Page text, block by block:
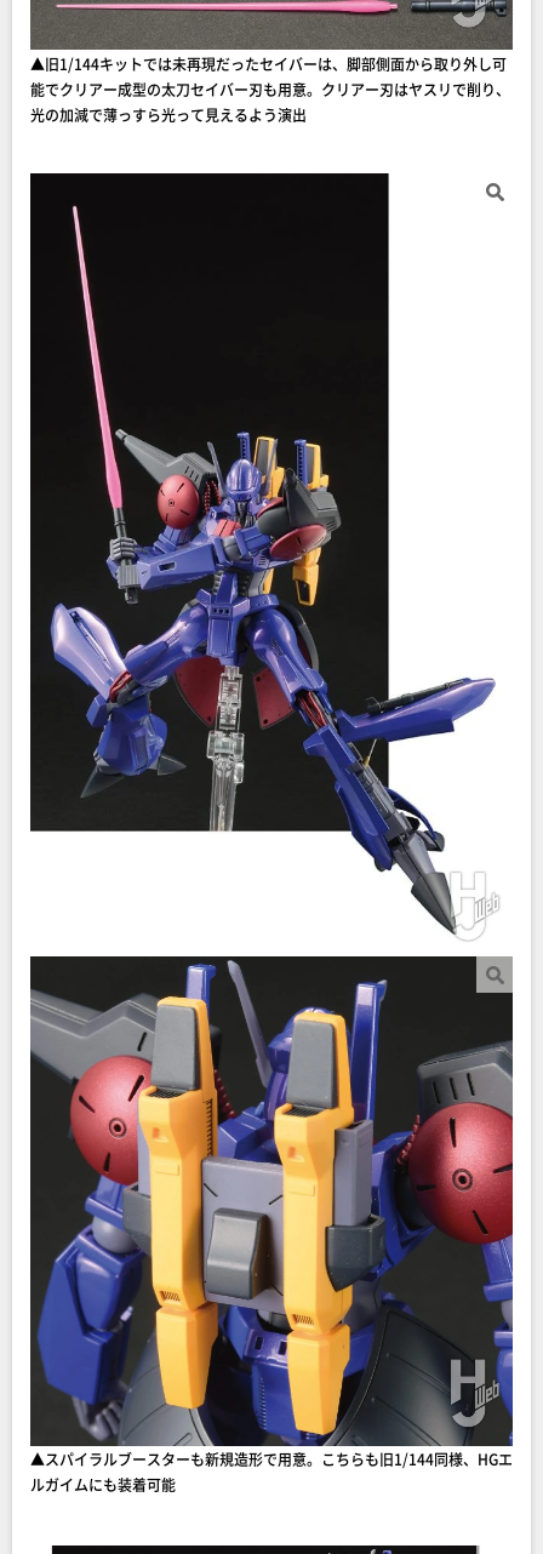
▲旧1/144キットでは未再現だったセイバーは、脚部側面から取り外し可
能でクリアー成型の太刀セイバー刃も用意。クリアー刃はヤスリで削り、
光の加減で薄っすら光って見えるよう演出
▲スパイラルブースターも新規造形で用意。こちらも旧1/144同様、HGエ
ルガイムにも装着可能